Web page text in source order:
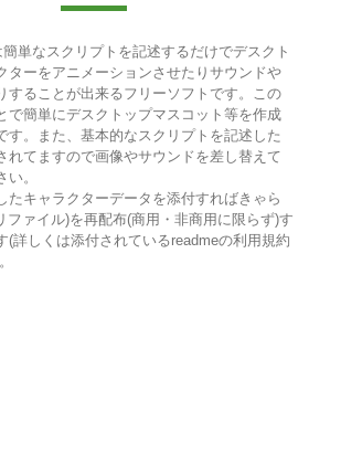
単なスクリプトを記述するだけでデスクト
ターをアニメーションさせたりサウンドや
することが出来るフリーソフトです。この
で簡単にデスクトップマスコット等を作成
す。また、基本的なスクリプトを記述した
れてますので画像やサウンドを差し替えて
。
たキャラクターデータを添付すればきゃら
ファイル)を再配布(商用・非商用に限らず)す
(詳しくは添付されているreadmeの利用規約